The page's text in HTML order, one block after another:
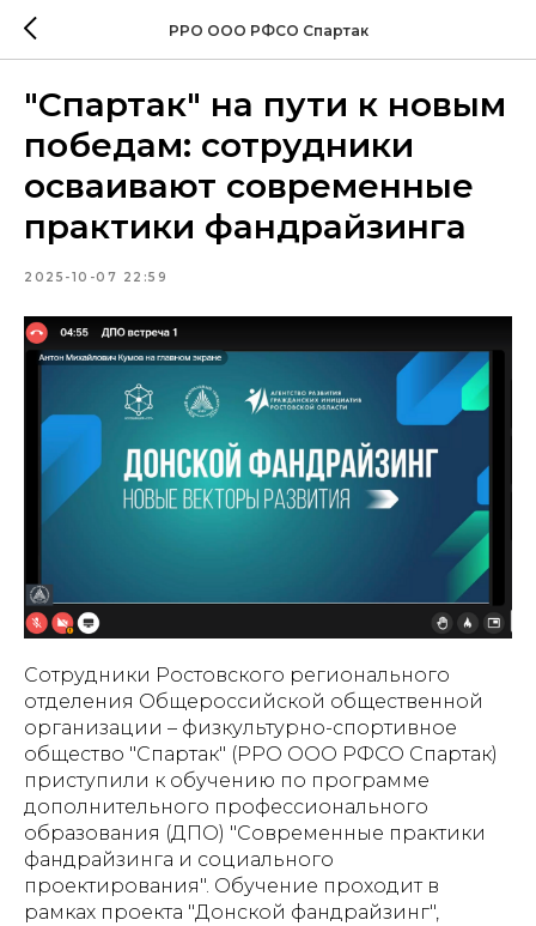
РРО ООО РФСО Спартак
"Спартак" на пути к новым
победам: сотрудники
осваивают современные
практики фандрайзинга
2025-10-07 22:59
Сотрудники Ростовского регионального
отделения Общероссийской общественной
организации – физкультурно-спортивное
общество "Спартак" (РРО ООО РФСО Спартак)
приступили к обучению по программе
дополнительного профессионального
образования (ДПО) "Современные практики
фандрайзинга и социального
проектирования". Обучение проходит в
рамках проекта "Донской фандрайзинг",